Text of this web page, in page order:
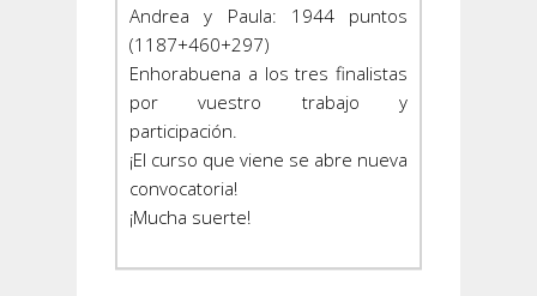
Andrea y Paula: 1944 puntos
(1187+460+297)
Enhorabuena a los tres finalistas
por vuestro trabajo y
participación.
¡El curso que viene se abre nueva
convocatoria!
¡Mucha suerte!